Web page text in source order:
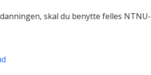
skal du benytte felles NTNU-